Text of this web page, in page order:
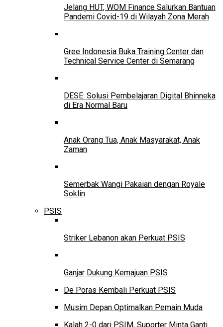
Jelang HUT, WOM Finance Salurkan Bantuan
Pandemi Covid-19 di Wilayah Zona Merah
Gree Indonesia Buka Training Center dan
Technical Service Center di Semarang
DESE: Solusi Pembelajaran Digital Bhinneka
di Era Normal Baru
Anak Orang Tua, Anak Masyarakat, Anak
Zaman
Semerbak Wangi Pakaian dengan Royale
Soklin
PSIS
Striker Lebanon akan Perkuat PSIS
Ganjar Dukung Kemajuan PSIS
De Poras Kembali Perkuat PSIS
Musim Depan Optimalkan Pemain Muda
Kalah 2-0 dari PSIM, Suporter Minta Ganti